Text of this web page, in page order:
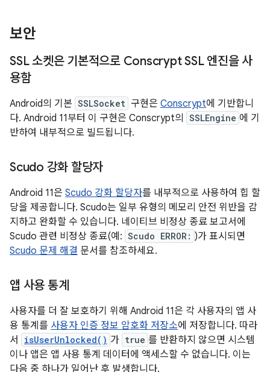
보안
SSL 소켓은 기본적으로 Conscrypt SSL 엔진을 사
용함
Android의 기본 SSLSocket 구현은 Conscrypt에 기반합니
다. Android 11부터 이 구현은 Conscrypt의
SSLEngine 에 기
반하여 내부적으로 빌드됩니다.
Scudo 강화 할당자
Android 11은 Scudo 강화 할당자를 내부적으로 사용하여 힙 할
당을 제공합니다. Scudo는 일부 유형의 메모리 안전 위반을 감
지하고 완화할 수 있습니다. 네이티브 비정상 종료 보고서에
Scudo 관련 비정상 종료(예: Scudo ERROR: )가 표시되면
Scudo 문제 해결 문서를 참조하세요.
앱 사용 통계
사용자를 더 잘 보호하기 위해 Android 11은 각 사용자의 앱 사
용 통계를 사용자 인증 정보 암호화 저장소에 저장합니다. 따라
서
isUserUnlocked() 가 true 를 반환하지 않으면 시스템
이나 앱은 앱 사용 통계 데이터에 액세스할 수 없습니다. 이는
다음 중 하나가 일어난 후 발생합니다.